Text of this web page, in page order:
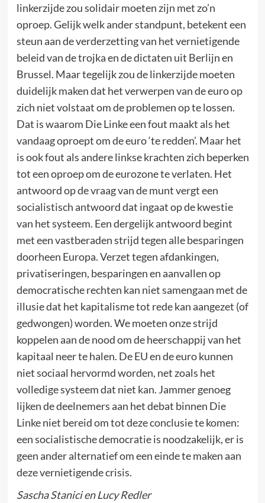
linkerzijde zou solidair moeten zijn met zo’n
oproep. Gelijk welk ander standpunt, betekent een
steun aan de verderzetting van het vernietigende
beleid van de trojka en de dictaten uit Berlijn en
Brussel. Maar tegelijk zou de linkerzijde moeten
duidelijk maken dat het verwerpen van de euro op
zich niet volstaat om de problemen op te lossen.
Dat is waarom Die Linke een fout maakt als het
vandaag oproept om de euro ‘te redden’. Maar het
is ook fout als andere linkse krachten zich beperken
tot een oproep om de eurozone te verlaten. Het
antwoord op de vraag van de munt vergt een
socialistisch antwoord dat ingaat op de kwestie
van het systeem. Een dergelijk antwoord begint
met een vastberaden strijd tegen alle besparingen
doorheen Europa. Verzet tegen afdankingen,
privatiseringen, besparingen en aanvallen op
democratische rechten kan niet samengaan met de
illusie dat het kapitalisme tot rede kan aangezet (of
gedwongen) worden. We moeten onze strijd
koppelen aan de nood om de heerschappij van het
kapitaal neer te halen. De EU en de euro kunnen
niet sociaal hervormd worden, net zoals het
volledige systeem dat niet kan. Jammer genoeg
lijken de deelnemers aan het debat binnen Die
Linke niet bereid om tot deze conclusie te komen:
een socialistische democratie is noodzakelijk, er is
geen ander alternatief om een einde te maken aan
deze vernietigende crisis.
Sascha Stanici en Lucy Redler